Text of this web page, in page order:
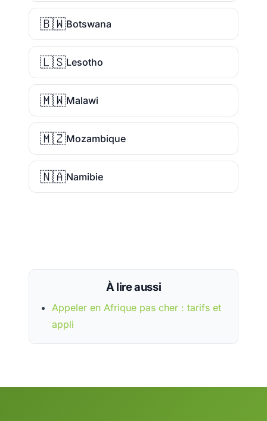
🇧🇼Botswana
🇱🇸Lesotho
🇲🇼Malawi
🇲🇿Mozambique
🇳🇦Namibie
À lire aussi
Appeler en Afrique pas cher : tarifs et
appli